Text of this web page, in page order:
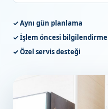
✓ Aynı gün planlama
✓ İşlem öncesi bilgilendirme
✓ Özel servis desteği